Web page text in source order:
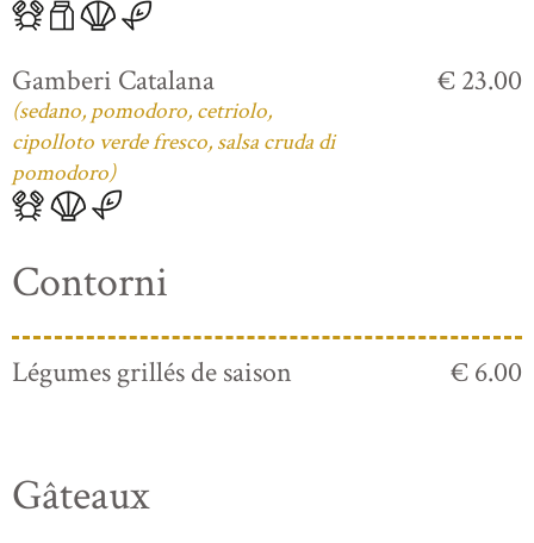
Gamberi Catalana
(sedano, pomodoro, cetriolo,
cipolloto verde fresco, salsa cruda di
pomodoro)
€ 23.00
Contorni
Légumes grillés de saison € 6.00
Gâteaux